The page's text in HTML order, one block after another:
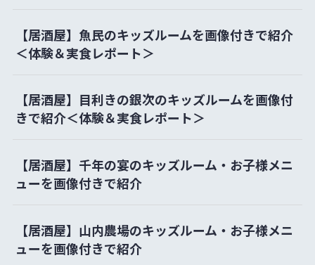
【居酒屋】魚民のキッズルームを画像付きで紹介
＜体験＆実食レポート＞
【居酒屋】目利きの銀次のキッズルームを画像付
きで紹介＜体験＆実食レポート＞
【居酒屋】千年の宴のキッズルーム・お子様メニ
ューを画像付きで紹介
【居酒屋】山内農場のキッズルーム・お子様メニ
ューを画像付きで紹介